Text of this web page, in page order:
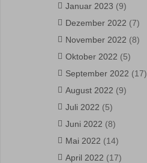
Januar 2023 (9)
Dezember 2022 (7)
November 2022 (8)
Oktober 2022 (5)
September 2022 (17)
August 2022 (9)
Juli 2022 (5)
Juni 2022 (8)
Mai 2022 (14)
April 2022 (17)